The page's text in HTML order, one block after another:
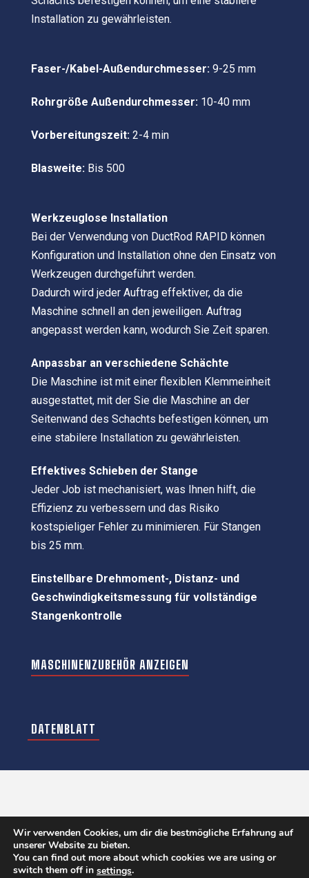
Installation zu gewährleisten.
Faser-/Kabel-Außendurchmesser: 9-25 mm
Rohrgröße Außendurchmesser: 10-40 mm
Vorbereitungszeit: 2-4 min
Blasweite: Bis 500
Werkzeuglose Installation
Bei der Verwendung von DuctRod RAPID können
Konfiguration und Installation ohne den Einsatz von
Werkzeugen durchgeführt werden.
Dadurch wird jeder Auftrag effektiver, da die
Maschine schnell an den jeweiligen. Auftrag
angepasst werden kann, wodurch Sie Zeit sparen.
Anpassbar an verschiedene Schächte
Die Maschine ist mit einer flexiblen Klemmeinheit
ausgestattet, mit der Sie die Maschine an der
Seitenwand des Schachts befestigen können, um
eine stabilere Installation zu gewährleisten.
Effektives Schieben der Stange
Jeder Job ist mechanisiert, was Ihnen hilft, die
Effizienz zu verbessern und das Risiko
kostspieliger Fehler zu minimieren. Für Stangen
bis 25 mm.
Einstellbare Drehmoment-, Distanz- und
Geschwindigkeitsmessung für vollständige
Stangenkontrolle
MASCHINENZUBEHÖR ANZEIGEN
DATENBLATT
Wir verwenden Cookies, um dir die bestmögliche Erfahrung auf
unserer Website zu bieten.
You can find out more about which cookies we are using or
switch them off in settings.